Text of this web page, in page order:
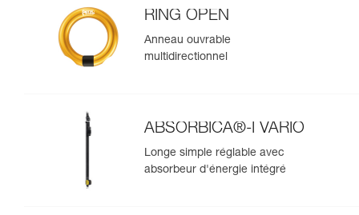
RING OPEN
Anneau ouvrable
multidirectionnel
ABSORBICA®-I VARIO
Longe simple réglable avec
absorbeur d'énergie intégré